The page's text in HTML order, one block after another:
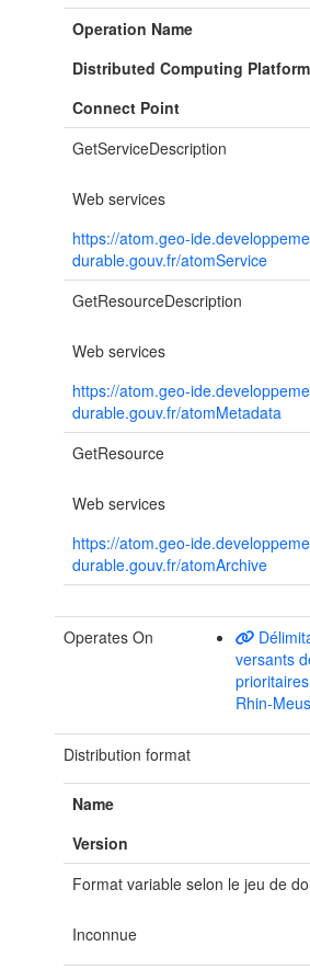
Operation Name
Distributed Computing
Connect Point
GetServiceDescription
Web services
https://atom.geo-
durable.gouv.fr/atomService
GetResourceDescription
Web services
https://atom.geo-
durable.gouv.fr/atomMetadata
GetResource
Web services
https://atom.geo-
durable.gouv.fr/atomArchive
Operates On
versants
Rhin-
Distribution format
Name
Version
Format variable selon le jeu de
Inconnue